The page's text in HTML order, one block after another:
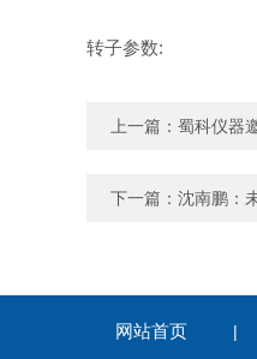
转子参数:
上一篇： 蜀科仪器
下一篇： 沈南鹏
网站首页 |